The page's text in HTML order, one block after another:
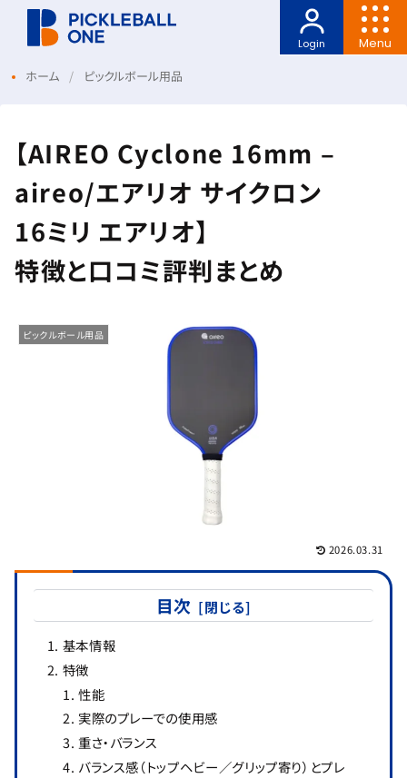
Menu
Login
ホーム ピックルボール用品
【AIREO Cyclone 16mm –
aireo/エアリオ サイクロン
16ミリ エアリオ】
特徴と口コミ評判まとめ
ピックルボール用品
2026.03.31
目次
基本情報
特徴
性能
実際のプレーでの使用感
重さ・バランス
バランス感（トップヘビー／グリップ寄り）とプレ